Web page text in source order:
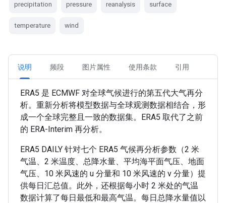
precipitation pressure reanalysis surface
temperature wind
说明 频段 图片属性 使用条款 引用
ERA5 是 ECMWF 对全球气候进行的第五代大气再分
析。重新分析将模型数据与全球观测数据相结合，形
成一个全球完整且一致的数据集。ERA5 取代了之前
的 ERA-Interim 再分析。
ERA5 DAILY 针对七个 ERA5 气候再分析参数（2 米
气温、2 米温度、总降水量、平均海平面气压、地面
气压、10 米风速的 u 分量和 10 米风速的 v 分量）提
供每日汇总值。此外，还根据每小时 2 米处的气温
数据计算了每日最低和最高气温。每日总降水量值以